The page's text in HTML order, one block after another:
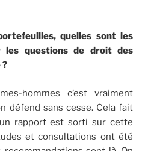
quelles sont les
les questions de droit des
?
hommes c’est vraiment
défend sans cesse. Cela fait
rapport est sorti sur cette
et consultations ont été